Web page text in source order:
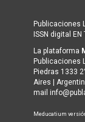
Publicaciones
ISSN digital EN
La plataforma
Publicaciones
Piedras 1333
Aires |
mail
Meducatium